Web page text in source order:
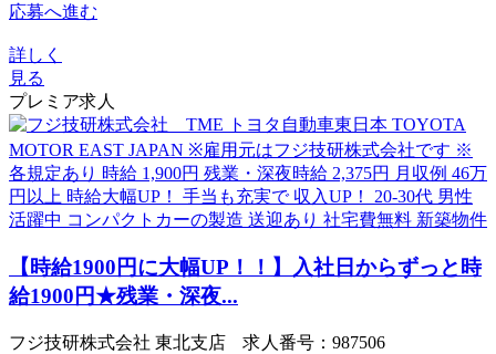
応募へ進む
詳しく
見る
プレミア求人
【時給1900円に大幅UP！！】入社日からずっと時
給1900円★残業・深夜...
フジ技研株式会社 東北支店 求人番号：987506